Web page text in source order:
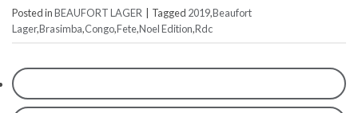
Posted inBEAUFORT LAGER | Tagged 2019,Beaufort
Lager,Brasimba,Congo,Fete,Noel Edition,Rdc